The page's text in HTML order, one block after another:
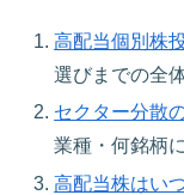
高配当個別株
選びまでの全
セクター分散
業種・何銘柄
高配当株はい